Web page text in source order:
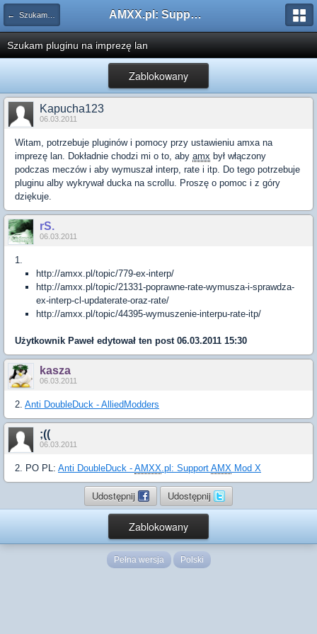
← Szukam pluginu AMXX.pl: Support AMX Mod X i SourceMod
Szukam pluginu na imprezę lan
Zablokowany
Kapucha123
06.03.2011
Witam, potrzebuje pluginów i pomocy przy ustawieniu amxa na
imprezę lan. Dokładnie chodzi mi o to, aby amx był włączony
podczas meczów i aby wymuszał interp, rate i itp. Do tego potrzebuje
pluginu alby wykrywał ducka na scrollu. Proszę o pomoc i z góry
dziękuje.
rS.
06.03.2011
1.
http://amxx.pl/topic/779-ex-interp/
http://amxx.pl/topic/21331-poprawne-rate-wymusza-i-sprawdza-
ex-interp-cl-updaterate-oraz-rate/
http://amxx.pl/topic/44395-wymuszenie-interpu-rate-itp/
Użytkownik Paweł edytował ten post 06.03.2011 15:30
kasza
06.03.2011
2. Anti DoubleDuck - AlliedModders
;((
06.03.2011
2. PO PL: Anti DoubleDuck - AMXX.pl: Support AMX Mod X
Udostępnij Udostępnij
Zablokowany
Pełna wersja Polski